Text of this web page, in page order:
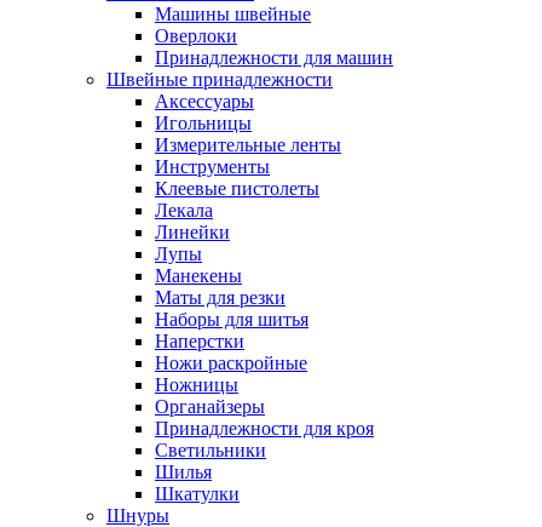
Машины швейные
Оверлоки
Принадлежности для машин
Швейные принадлежности
Аксессуары
Игольницы
Измерительные ленты
Инструменты
Клеевые пистолеты
Лекала
Линейки
Лупы
Манекены
Маты для резки
Наборы для шитья
Наперстки
Ножи раскройные
Ножницы
Органайзеры
Принадлежности для кроя
Светильники
Шилья
Шкатулки
Шнуры